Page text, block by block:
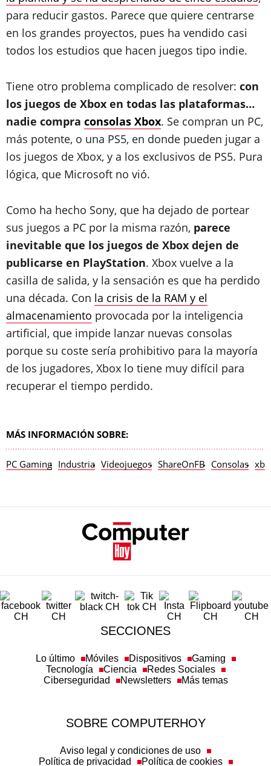
para reducir gastos. Parece que quiere centrarse
en los grandes proyectos, pues ha vendido casi
todos los estudios que hacen juegos tipo indie.
Tiene otro problema complicado de resolver: con
los juegos de Xbox en todas las plataformas…
nadie compra consolas Xbox. Se compran un PC,
más potente, o una PS5, en donde pueden jugar a
los juegos de Xbox, y a los exclusivos de PS5. Pura
lógica, que Microsoft no vió.
Como ha hecho Sony, que ha dejado de portear
sus juegos a PC por la misma razón, parece
inevitable que los juegos de Xbox dejen de
publicarse en PlayStation. Xbox vuelve a la
casilla de salida, y la sensación es que ha perdido
una década. Con la crisis de la RAM y el
almacenamiento provocada por la inteligencia
artificial, que impide lanzar nuevas consolas
porque su coste sería prohibitivo para la mayoría
de los jugadores, Xbox lo tiene muy difícil para
recuperar el tiempo perdido.
MÁS INFORMACIÓN SOBRE:
PC Gaming Industria Videojuegos ShareOnFB Consolas
SECCIONES
Tecnología
Ciencia
Redes Sociales
Ciberseguridad
Newsletters Más temas
Política de privacidad
Política de cookies
Transparencia
Política de afiliación